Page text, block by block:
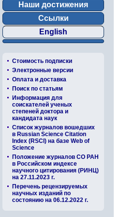
Наши достижения
Ссылки
English
Стоимость подписки
Электронные версии
Оплата и доставка
Поиск по статьям
Информация для
соискателей ученых
степеней доктора и
кандидата наук
Список журналов вошедших
в Russian Science Citation
Index (RSCI) на базе Web of
Science
Положение журналов СО РАН
в Российском индексе
научного цитирования (РИНЦ)
на 27.11.2023 г.
Перечень рецензируемых
научных изданий по
состоянию на 06.12.2022 г.